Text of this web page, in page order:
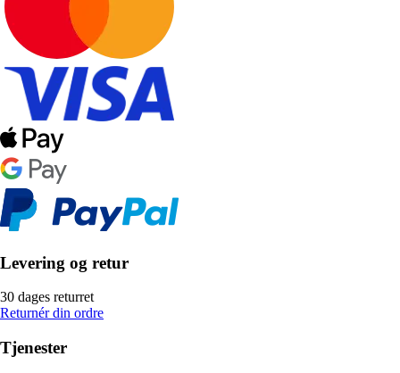
Levering og retur
30 dages returret
Returnér din ordre
Tjenester